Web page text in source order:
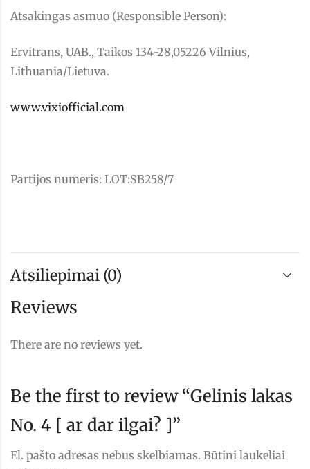
Atsakingas asmuo (Responsible Person):
Ervitrans, UAB., Taikos 134-28,05226 Vilnius,
Lithuania/Lietuva.
www.vixiofficial.com
Partijos numeris: LOT:SB258/7
Atsiliepimai (0)
Reviews
There are no reviews yet.
Be the first to review “Gelinis lakas
No. 4 [ ar dar ilgai? ]”
El. pašto adresas nebus skelbiamas. Būtini laukeliai